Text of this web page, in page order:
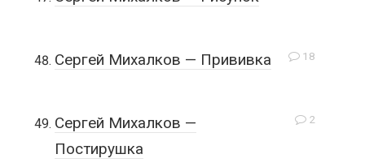
18
Сергей Михалков — Прививка
2
Сергей Михалков —
Постирушка